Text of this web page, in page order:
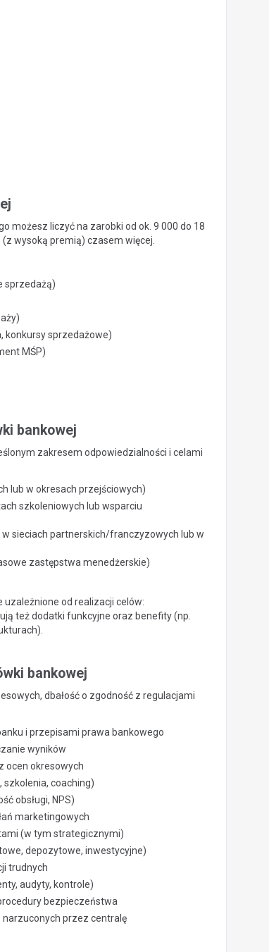
możesz liczyć na zarobki od ok. 9 000 do 18
wysoką premią) czasem więcej.
sprzedażą)
konkursy sprzedażowe)
MŚP)
bankowej
zakresem odpowiedzialności i celami
lub w okresach przejściowych)
szkoleniowych lub wsparciu
w sieciach partnerskich/franczyzowych lub w
zastępstwa menedżerskie)
od realizacji celów:
też dodatki funkcyjne oraz benefity (np.
bankowej
dbałość o zgodność z regulacjami
i przepisami prawa bankowego
wyników
ocen okresowych
szkolenia, coaching)
obsługi, NPS)
marketingowych
(w tym strategicznymi)
depozytowe, inwestycyjne)
trudnych
audyty, kontrole)
bezpieczeństwa
narzuconych przez centralę